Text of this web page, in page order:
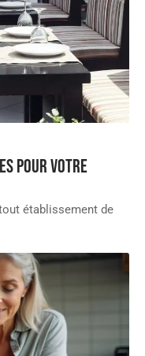
pour votre
établissement de